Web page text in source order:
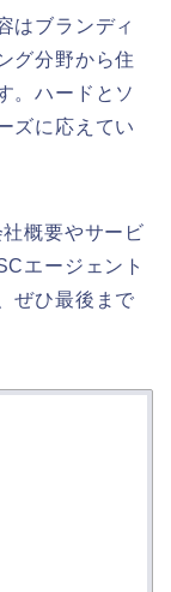
はブランディ
グ分野から住
。ハードとソ
ズに応えてい
概要やサービ
エージェント
ぜひ最後まで